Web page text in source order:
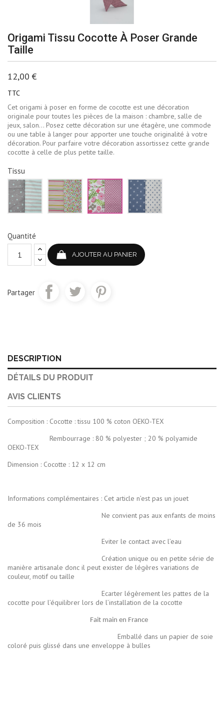
Origami Tissu Cocotte À Poser Grande
Taille
12,00 €
TTC
Cet origami à poser en forme de cocotte est une décoration
originale pour toutes les pièces de la maison : chambre, salle de
jeux, salon… Posez cette décoration sur une étagère, une commode
ou une table à langer pour apporter une touche originalité à votre
décoration. Pour parfaire votre décoration assortissez cette grande
cocotte à celle de plus petite taille.
Tissu
Vert
d'eau
et
gris
Rose
jaune
et
vert
Rose
et
vert
Bleu
jean
et
blanc
Quantité
AJOUTER AU PANIER
Partager
DESCRIPTION
DÉTAILS DU PRODUIT
AVIS CLIENTS
Composition : Cocotte : tissu 100 % coton OEKO-TEX
Rembourrage : 80 % polyester ; 20 % polyamide
OEKO-TEX
Dimension : Cocotte : 12 x 12 cm
Informations complémentaires : Cet article n’est pas un jouet
Ne convient pas aux enfants de moins
de 36 mois
Eviter le contact avec l’eau
Création unique ou en petite série de
manière artisanale donc il peut exister de légères variations de
couleur, motif ou taille
Ecarter légèrement les pattes de la
cocotte pour l’équilibrer lors de l’installation de la cocotte
Fait main en France
Emballé dans un papier de soie
coloré puis glissé dans une enveloppe à bulles